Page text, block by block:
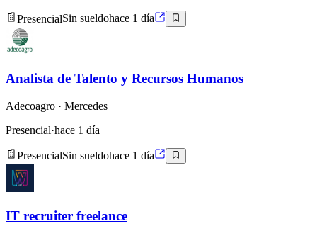
PresencialSin sueldohace 1 día
Analista de Talento y Recursos Humanos
Adecoagro · Mercedes
Presencial·hace 1 día
PresencialSin sueldohace 1 día
IT recruiter freelance